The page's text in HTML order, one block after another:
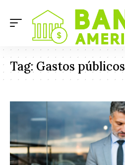
Tag:Gastos públicos